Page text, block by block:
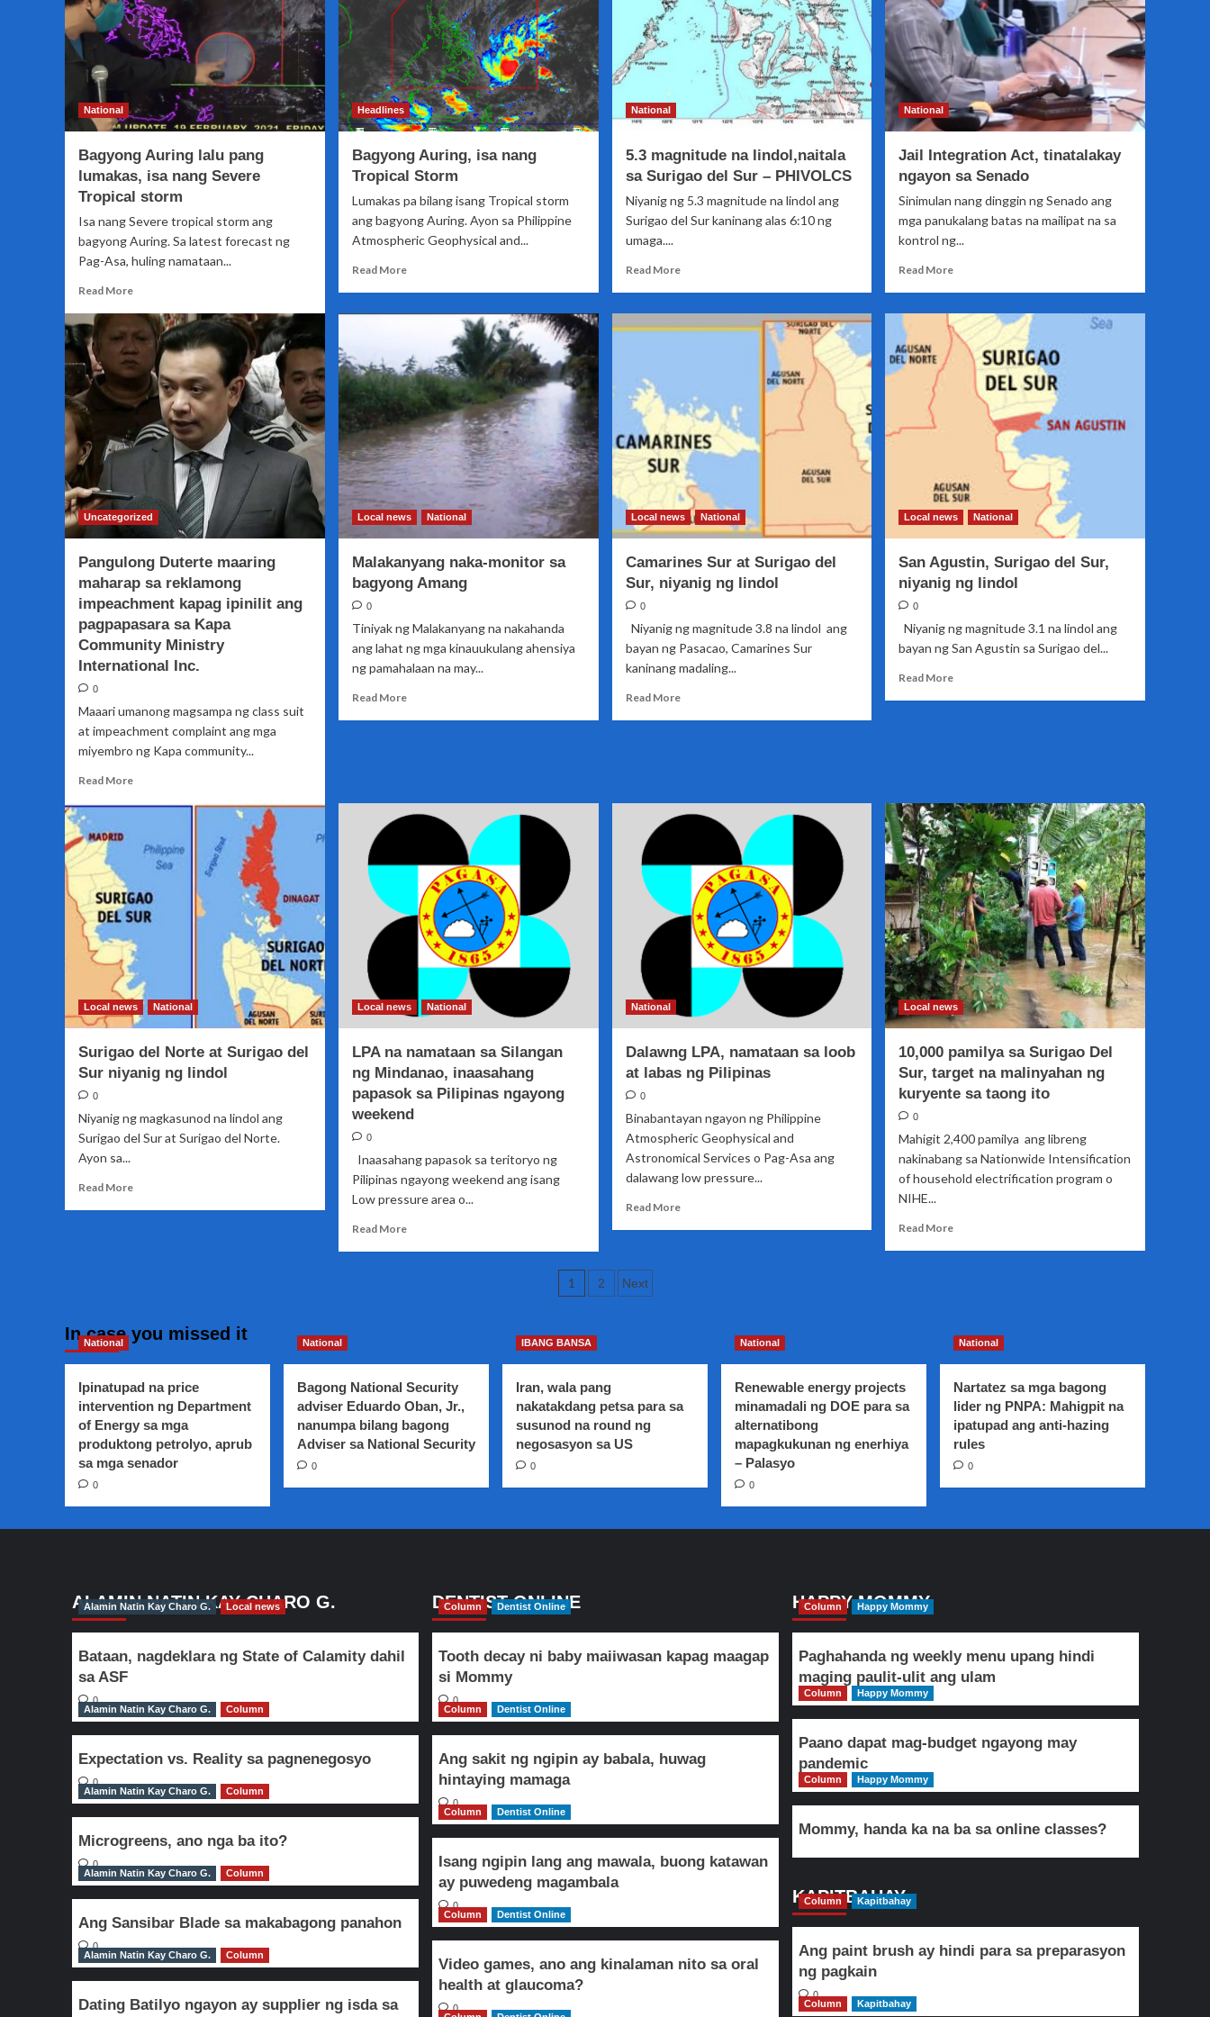
National
Bagyong Auring lalu pang
lumakas, isa nang Severe
Tropical storm
Isa nang Severe tropical storm ang
bagyong Auring. Sa latest forecast ng
Pag-Asa, huling namataan...
Read MoreRead
about
Bagyong
Auring
lalu
pang
lumakas,
isa
nang
storm
Headlines
Bagyong Auring, isa nang
Tropical Storm
Lumakas pa bilang isang Tropical storm
ang bagyong Auring. Ayon sa Philippine
Atmospheric Geophysical and...
Read MoreRead
Bagyong
isa
nang
Tropical
Storm
National
5.3 magnitude na lindol,naitala
sa Surigao del Sur – PHIVOLCS
Niyanig ng 5.3 magnitude na lindol ang
Surigao del Sur kaninang alas 6:10 ng
umaga....
Read MoreRead
magnitude
Surigao
del
Sur
–
PHIVOLCS
National
Jail Integration Act, tinatalakay
ngayon sa Senado
Sinimulan nang dinggin ng Senado ang
mga panukalang batas na mailipat na sa
kontrol ng...
Read MoreRead
Jail
Integration
Act,
tinatalakay
ngayon
Senado
Uncategorized
Pangulong Duterte maaring
maharap sa reklamong
impeachment kapag ipinilit ang
pagpapasara sa Kapa
Community Ministry
International Inc.
0
Maaari umanong magsampa ng class suit
at impeachment complaint ang mga
miyembro ng Kapa community...
Read MoreRead
about
Duterte
maaring
sa
reklamong
kapag
ipinilit
ang
pagpapasara
sa
Community
Ministry
International
Local news National
Malakanyang naka-monitor sa
bagyong Amang
0
Tiniyak ng Malakanyang na nakahanda
ang lahat ng mga kinauukulang ahensiya
ng pamahalaan na may...
Read MoreRead
bagyong
Local news National
Camarines Sur at Surigao del
Sur, niyanig ng lindol
0
Niyanig ng magnitude 3.8 na lindol ang
bayan ng Pasacao, Camarines Sur
kaninang madaling...
Read MoreRead
del
ng
lindol
Local news National
San Agustin, Surigao del Sur,
niyanig ng lindol
0
Niyanig ng magnitude 3.1 na lindol ang
bayan ng San Agustin sa Surigao del...
Read MoreRead
niyanig
ng
lindol
Local news National
Surigao del Norte at Surigao del
Sur niyanig ng lindol
0
Niyanig ng magkasunod na lindol ang
Surigao del Sur at Surigao del Norte.
Ayon sa...
Read MoreRead
Sur
lindol
Local news National
LPA na namataan sa Silangan
ng Mindanao, inaasahang
papasok sa Pilipinas ngayong
weekend
0
Inaasahang papasok sa teritoryo ng
Pilipinas ngayong weekend ang isang
Low pressure area o...
Read MoreRead
ng
Mindanao,
inaasahang
papasok
sa
Pilipinas
National
Dalawng LPA, namataan sa loob
at labas ng Pilipinas
0
Binabantayan ngayon ng Philippine
Atmospheric Geophysical and
Astronomical Services o Pag-Asa ang
dalawang low pressure...
Read MoreRead
Local news
10,000 pamilya sa Surigao Del
Sur, target na malinyahan ng
kuryente sa taong ito
0
Mahigit 2,400 pamilya ang libreng
nakinabang sa Nationwide Intensification
of household electrification program o
NIHE...
Read MoreRead
Del
Sur,
target
na
malinyahan
ng
kuryente
sa
Posts
1 2 Next
In case you missed it
National
Ipinatupad na price
intervention ng Department
of Energy sa mga
produktong petrolyo, aprub
sa mga senador
0
National
Bagong National Security
adviser Eduardo Oban, Jr.,
nanumpa bilang bagong
Adviser sa National Security
0
IBANG BANSA
Iran, wala pang
nakatakdang petsa para sa
susunod na round ng
negosasyon sa US
0
National
Renewable energy projects
minamadali ng DOE para sa
alternatibong
mapagkukunan ng enerhiya
– Palasyo
0
National
Nartatez sa mga bagong
lider ng PNPA: Mahigpit na
ipatupad ang anti-hazing
rules
0
ALAMIN NATIN KAY CHARO G.
Alamin Natin Kay Charo G. Local news
Bataan, nagdeklara ng State of Calamity dahil
sa ASF
0
Alamin Natin Kay Charo G.
Column
Expectation vs. Reality sa pagnenegosyo
0
Alamin Natin Kay Charo G.
Column
Microgreens, ano nga ba ito?
0
Alamin Natin Kay Charo G.
Column
Ang Sansibar Blade sa makabagong panahon
0
Alamin Natin Kay Charo G.
Column
Dating Batilyo ngayon ay supplier ng isda sa
DENTIST ONLINE
Column Dentist Online
Tooth decay ni baby maiiwasan kapag maagap
si Mommy
0
Column
Dentist Online
Ang sakit ng ngipin ay babala, huwag
hintaying mamaga
0
Column
Dentist Online
Isang ngipin lang ang mawala, buong katawan
ay puwedeng magambala
0
Column
Dentist Online
Video games, ano ang kinalaman nito sa oral
health at glaucoma?
0
HAPPY MOMMY
Column Happy Mommy
Paghahanda ng weekly menu upang hindi
maging paulit-ulit ang ulam
Column Happy Mommy
Paano dapat mag-budget ngayong may
pandemic
Column Happy Mommy
Mommy, handa ka na ba sa online classes?
KAPITBAHAY
Column Kapitbahay
Ang paint brush ay hindi para sa preparasyon
ng pagkain
0
Column
Kapitbahay